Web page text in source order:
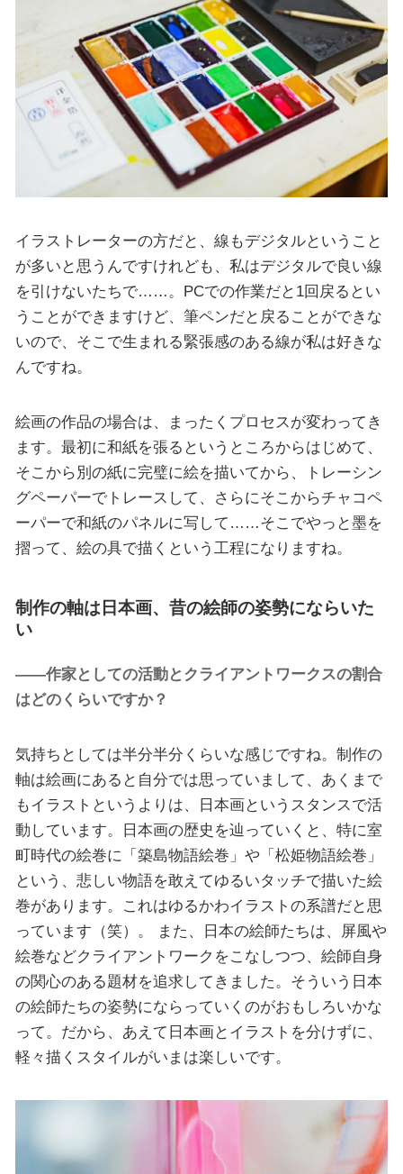
イラストレーターの方だと、線もデジタルということ
が多いと思うんですけれども、私はデジタルで良い線
を引けないたちで……。PCでの作業だと1回戻るとい
うことができますけど、筆ペンだと戻ることができな
いので、そこで生まれる緊張感のある線が私は好きな
んですね。
絵画の作品の場合は、まったくプロセスが変わってき
ます。最初に和紙を張るというところからはじめて、
そこから別の紙に完璧に絵を描いてから、トレーシン
グペーパーでトレースして、さらにそこからチャコペ
ーパーで和紙のパネルに写して……そこでやっと墨を
摺って、絵の具で描くという工程になりますね。
制作の軸は日本画、昔の絵師の姿勢にならいた
い
――作家としての活動とクライアントワークスの割合
はどのくらいですか？
気持ちとしては半分半分くらいな感じですね。制作の
軸は絵画にあると自分では思っていまして、あくまで
もイラストというよりは、日本画というスタンスで活
動しています。日本画の歴史を辿っていくと、特に室
町時代の絵巻に「築島物語絵巻」や「松姫物語絵巻」
という、悲しい物語を敢えてゆるいタッチで描いた絵
巻があります。これはゆるかわイラストの系譜だと思
っています（笑）。 また、日本の絵師たちは、屏風や
絵巻などクライアントワークをこなしつつ、絵師自身
の関心のある題材を追求してきました。そういう日本
の絵師たちの姿勢にならっていくのがおもしろいかな
って。だから、あえて日本画とイラストを分けずに、
軽々描くスタイルがいまは楽しいです。